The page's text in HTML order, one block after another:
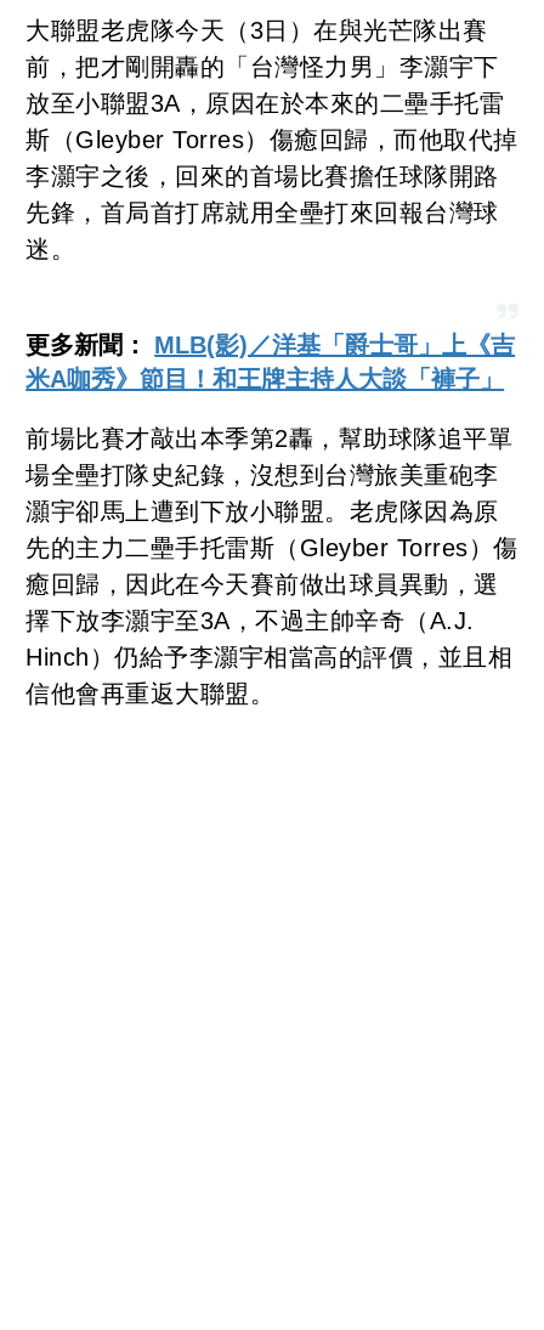
大聯盟老虎隊今天（3日）在與光芒隊出賽
前，把才剛開轟的「台灣怪力男」李灝宇下
放至小聯盟3A，原因在於本來的二壘手托雷
斯（Gleyber Torres）傷癒回歸，而他取代掉
李灝宇之後，回來的首場比賽擔任球隊開路
先鋒，首局首打席就用全壘打來回報台灣球
迷。
更多新聞： MLB(影)／洋基「爵士哥」上《吉
米A咖秀》節目！和王牌主持人大談「褲子」
前場比賽才敲出本季第2轟，幫助球隊追平單
場全壘打隊史紀錄，沒想到台灣旅美重砲李
灝宇卻馬上遭到下放小聯盟。老虎隊因為原
先的主力二壘手托雷斯（Gleyber Torres）傷
癒回歸，因此在今天賽前做出球員異動，選
擇下放李灝宇至3A，不過主帥辛奇（A.J.
Hinch）仍給予李灝宇相當高的評價，並且相
信他會再重返大聯盟。